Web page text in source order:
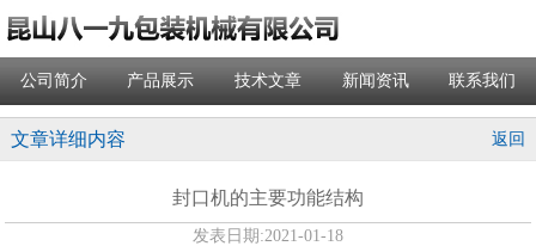
公司简介 产品展示 技术文章 新闻资讯 联系我们
文章详细内容 返回
封口机的主要功能结构
发表日期:2021-01-18